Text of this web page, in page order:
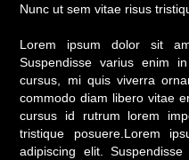
Nunc ut sem vitae risus
Lorem ipsum dolor sit
Suspendisse varius enim
cursus, mi quis viverra
commodo diam libero vitae
cursus id rutrum lorem
tristique posuere.Lorem
adipiscing elit.